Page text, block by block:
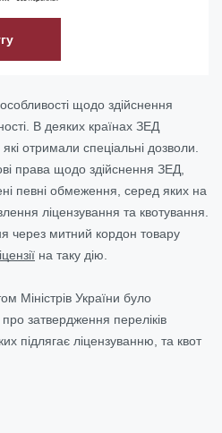
щодо здійснення
В деяких країнах ЗЕД
отримали спеціальні дозволи.
права щодо здійснення ЗЕД,
певні обмеження, серед яких на
ліцензування та квотування.
через митний кордон товару
на таку дію.
Міністрів України було
затвердження переліків
підлягає ліцензуванню, та квот